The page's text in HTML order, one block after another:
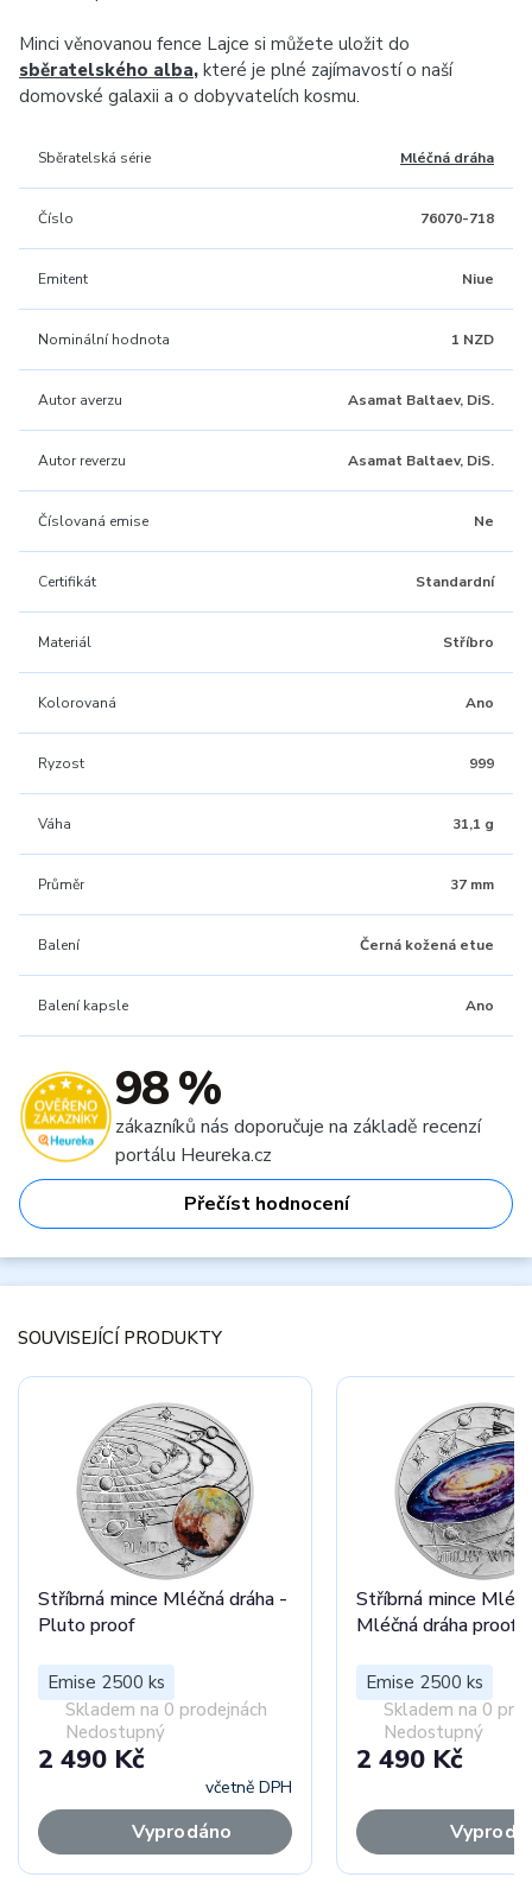
Minci věnovanou fence Lajce si můžete uložit do
sběratelského alba, které je plné zajímavostí o naší
domovské galaxii a o dobyvatelích kosmu.
Sběratelská série Mléčná dráha
Číslo 76070-718
Emitent Niue
Nominální hodnota 1 NZD
Autor averzu Asamat Baltaev, DiS.
Autor reverzu Asamat Baltaev, DiS.
Číslovaná emise Ne
Certifikát Standardní
Materiál Stříbro
Kolorovaná Ano
Ryzost 999
Váha 31,1 g
Průměr 37 mm
Balení Černá kožená etue
Balení kapsle Ano
98 %
zákazníků nás doporučuje na základě recenzí
portálu Heureka.cz
Přečíst hodnocení
SOUVISEJÍCÍ PRODUKTY
Stříbrná mince Mléčná dráha -
Pluto proof
Emise 2500 ks
Skladem na 0 prodejnách
Nedostupný
2 490 Kč
včetně DPH
Vyprodáno
Stříbrná mince
Mléčná dráha proof
Emise 2500 ks
Skladem na 0
Nedostupný
2 490 Kč